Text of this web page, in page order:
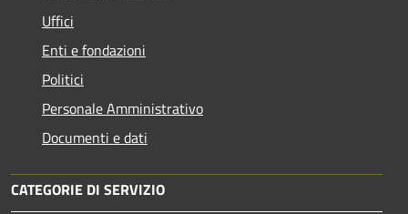
Uffici
Enti e fondazioni
Politici
Personale Amministrativo
Documenti e dati
CATEGORIE DI SERVIZIO